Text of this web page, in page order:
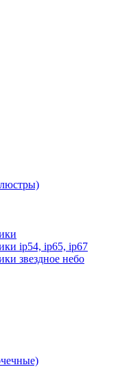
ip54, ip65, ip67
звездное небо